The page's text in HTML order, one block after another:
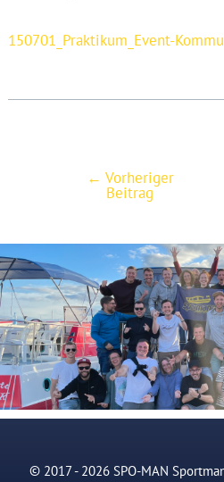
150701_Praktikum_Event-
navigation
← Vorheriger
Beitrag
© 2017 - 2026 SPO-MAN